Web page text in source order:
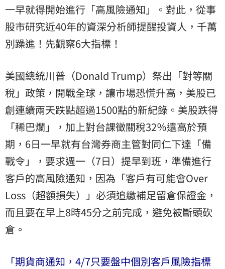
一早就得開始進行「高風險通知」。對此，從事
股市研究近40年的資深分析師提醒投資人，千萬
別躁進！先觀察6大指標！
美國總統川普（Donald Trump）祭出「對等關
稅」政策，開戰全球，讓市場恐慌升高，美股已
創連續兩天跌點超過1500點的新紀錄。美股跌得
「稀巴爛」，加上對台課徵關稅32％遠高於預
期，6日一早就有台灣券商主管對同仁下達「備
戰令」，要求週一（7日）提早到班，準備進行
客戶的高風險通知，因為「客戶有可能會Over
Loss（超額損失）」必須追繳補足留倉保證金，
而且要在早上8時45分之前完成，避免被斷頭砍
倉。
「期貨商通知，4/7只要盤中個別客戶風險指標